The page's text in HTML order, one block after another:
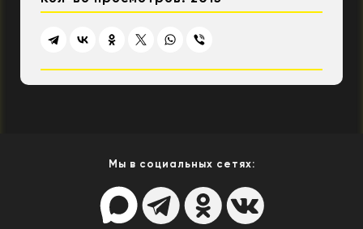
Мы в социальных сетях: